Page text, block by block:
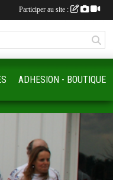
ADHESION - BOUTIQUE
Participer au site :